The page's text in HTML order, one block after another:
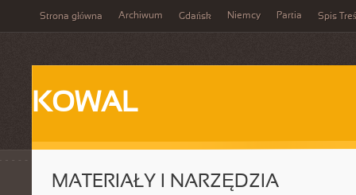
Strona główna Archiwum Gdańsk Niemcy Partia Spis
KOWAL
MATERIAŁY I NARZĘDZIA